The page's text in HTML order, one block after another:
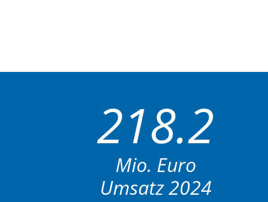
218.2
Mio. Euro
Umsatz 2024